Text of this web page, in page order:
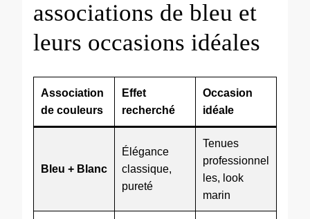
associations de bleu et
leurs occasions idéales
Association
de couleurs
Effet
recherché
Occasion
idéale
Bleu + Blanc
Élégance
classique,
pureté
Tenues
professionnel
les, look
marin